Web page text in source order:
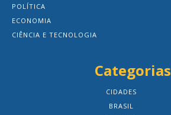
POLÍTICA
ECONOMIA
CIÊNCIA E TECNOLOGIA
Categorias
CIDADES
BRASIL